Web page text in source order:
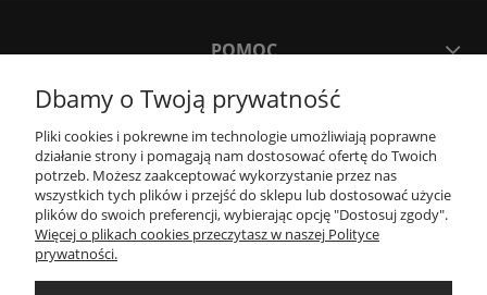
POMOC
MOJE KONTO
PŁATNOŚCI I DOSTAWA
KONTAKT
Dbamy o Twoją prywatność
Pliki cookies i pokrewne im technologie umożliwiają poprawne
działanie strony i pomagają nam dostosować ofertę do Twoich
potrzeb. Możesz zaakceptować wykorzystanie przez nas
wszystkich tych plików i przejść do sklepu lub dostosować użycie
plików do swoich preferencji, wybierając opcję "Dostosuj zgody".
Więcej o plikach cookies przeczytasz w naszej Polityce
prywatności.